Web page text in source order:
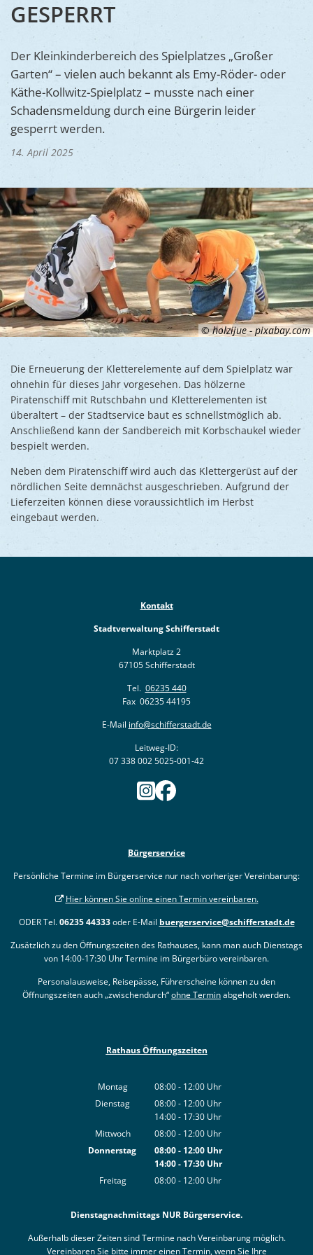
Ukraine
Wir als
Ernst-
ESPERRT
Der Kleinkinderbereich des Spielplatzes „Großer
Garten“ – vielen auch bekannt als Emy-Röder- oder
Käthe-Kollwitz-Spielplatz – musste nach einer
Schadensmeldung durch eine Bürgerin leider
gesperrt werden.
14. April 2025
© holzijue - pixabay.com
Die Erneuerung der Kletterelemente auf dem Spielplatz war
ohnehin für dieses Jahr vorgesehen. Das hölzerne
Piratenschiff mit Rutschbahn und Kletterelementen ist
überaltert – der Stadtservice baut es schnellstmöglich ab.
Anschließend kann der Sandbereich mit Korbschaukel wieder
bespielt werden.
Neben dem Piratenschiff wird auch das Klettergerüst auf der
nördlichen Seite demnächst ausgeschrieben. Aufgrund der
Lieferzeiten können diese voraussichtlich im Herbst
eingebaut werden.
Kontakt
Stadtverwaltung Schifferstadt
Marktplatz 2
67105 Schifferstadt
Tel. 06235 440
Fax 06235 44195
E-Mail info@schifferstadt.de
Leitweg-ID:
07 338 002 5025-001-42
Bürgerservice
Persönliche Termine im Bürgerservice nur nach vorheriger Vereinbarung:
Hier können Sie online einen Termin vereinbaren.
ODER Tel.06235 44333oder E-Mail buergerservice@schifferstadt.de
Zusätzlich zu den Öffnungszeiten des Rathauses, kann man auch Dienstags
von 14:00-17:30 Uhr Termine im Bürgerbüro vereinbaren.
Personalausweise, Reisepässe, Führerscheine können zu den
Öffnungszeiten auch „zwischendurch“ohne Terminabgeholt werden.
Rathaus Öffnungszeiten
Montag 08:00- 12:00 Uhr
Von 08:00 bis 12:00 Uhr
Dienstag 08:00- 12:00 Uhr
Von 08:00 bis 12:00 Uhr
14:00- 17:30 Uhr
Von 14:00 bis 17:30 Uhr
Mittwoch 08:00- 12:00 Uhr
Von 08:00 bis 12:00 Uhr
Donnerstag 08:00- 12:00Uhr
Von 08:00 bis 12:00 Uhr
14:00- 17:30Uhr
Von 14:00 bis 17:30 Uhr
Freitag 08:00- 12:00 Uhr
Dienstagnachmittags NUR Bürgerservice.
Außerhalb dieser Zeiten sind Termine nach Vereinbarung möglich.
Vereinbaren Sie bitte immer einen Termin, wenn Sie Ihre